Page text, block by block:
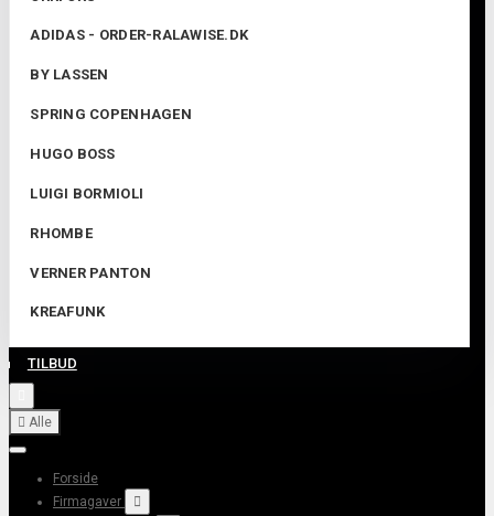
ADIDAS - ORDER-RALAWISE.DK
BY LASSEN
SPRING COPENHAGEN
HUGO BOSS
LUIGI BORMIOLI
RHOMBE
VERNER PANTON
KREAFUNK
TILBUD
 Alle
Forside
Firmagaver
